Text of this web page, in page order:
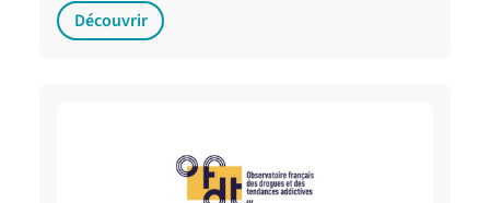
Découvrir